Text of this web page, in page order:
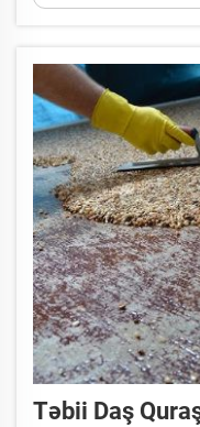
əhəng daşı
mərmərdən
Təbii Daş